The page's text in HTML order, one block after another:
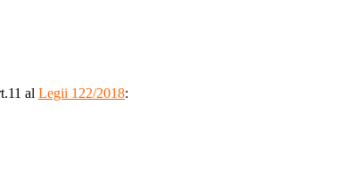
al Legii 122/2018: